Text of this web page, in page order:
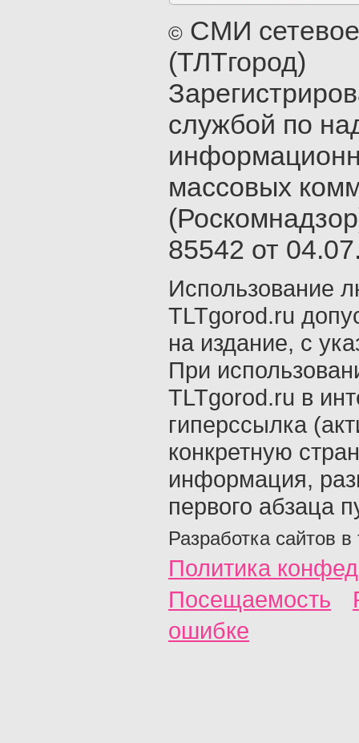
© СМИ
(ТЛТгород)
службой по
массовых
85542 от
Использование
TLTgorod.ru
на издание, с
При
TLTgorod.ru в
гиперссылка
конкретную
информация,
первого абзаца
Разработка сайтов в
Политика
Посещаемость
ошибке